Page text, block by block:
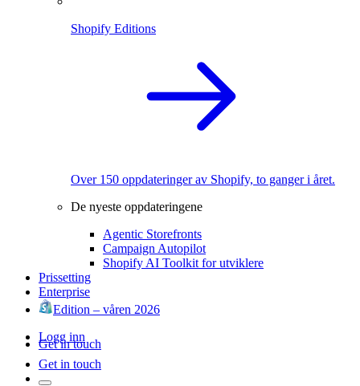
Shopify Editions
Over 150 oppdateringer av Shopify, to ganger i året.
De nyeste oppdateringene
Agentic Storefronts
Campaign Autopilot
Shopify AI Toolkit for utviklere
Prissetting
Enterprise
Edition – våren 2026
Logg inn
Get in touch
Get in touch